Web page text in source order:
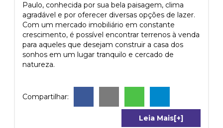
Paulo, conhecida por sua bela paisagem, clima
agradável e por oferecer diversas opções de lazer.
Com um mercado imobiliário em constante
crescimento, é possível encontrar terrenos à venda
para aqueles que desejam construir a casa dos
sonhos em um lugar tranquilo e cercado de
natureza.
Compartilhar:
Leia Mais[+]